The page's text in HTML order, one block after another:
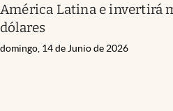
América Latina e invertirá
dólares
domingo, 14 de Junio de 2026